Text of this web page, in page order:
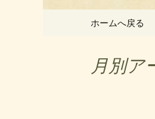
コンテンツへ移動
ホームへ戻る
月別ア